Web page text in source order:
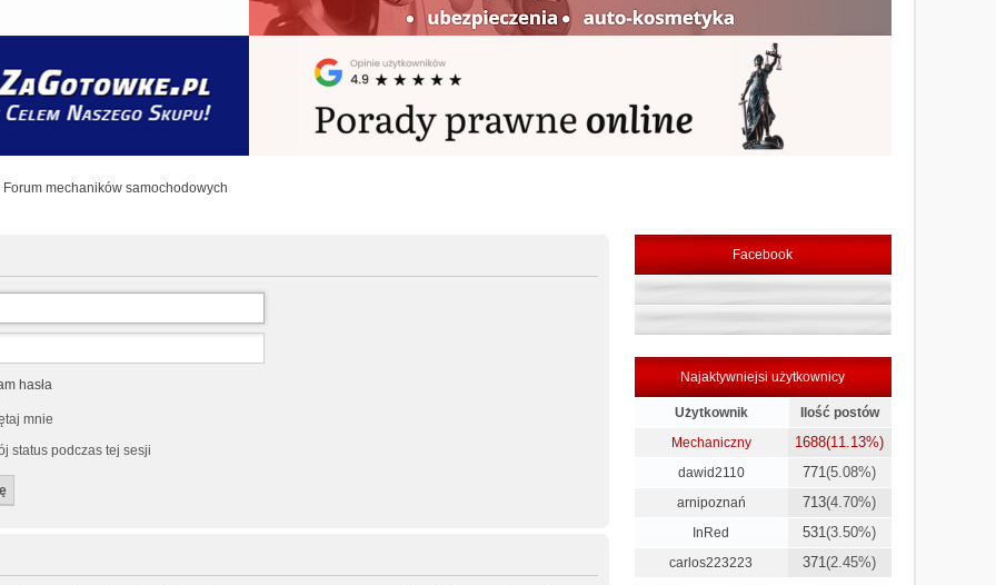
Forum mechaników samochodowych
hasła
mnie
status podczas tej sesji
Facebook
Najaktywniejsi użytkownicy
Użytkownik
Ilość postów
Mechaniczny
1688(11.13%)
dawid2110 771(5.08%)
arnipoznań 713(4.70%)
InRed 531(3.50%)
carlos223223 371(2.45%)